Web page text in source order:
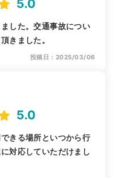
5.0
した。交通事故につい
きました。
投稿日：2025/03/06
5.0
きる場所といつから行
対応していただけまし